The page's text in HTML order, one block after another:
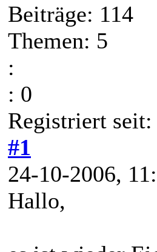
Beiträge: 114
Themen: 5
:
: 0
Registriert seit:
#1
24-10-2006,
Hallo,